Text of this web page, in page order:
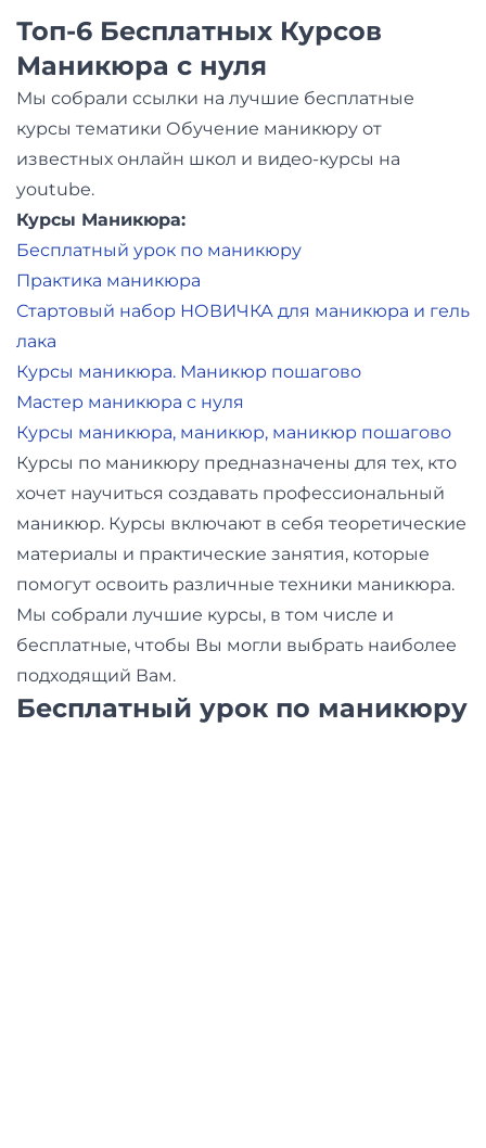
Топ-6 Бесплатных Курсов
Маникюра с нуля
Мы собрали ссылки на лучшие бесплатные
курсы тематики Обучение маникюру от
известных онлайн школ и видео-курсы на
youtube.
Курсы Маникюра:
Бесплатный урок по маникюру
Практика маникюра
Стартовый набор НОВИЧКА для маникюра и гель
лака
Курсы маникюра. Маникюр пошагово
Мастер маникюра с нуля
Курсы маникюра, маникюр, маникюр пошагово
Курсы по маникюру предназначены для тех, кто
хочет научиться создавать профессиональный
маникюр. Курсы включают в себя теоретические
материалы и практические занятия, которые
помогут освоить различные техники маникюра.
Мы собрали лучшие курсы, в том числе и
бесплатные, чтобы Вы могли выбрать наиболее
подходящий Вам.
Бесплатный урок по маникюру